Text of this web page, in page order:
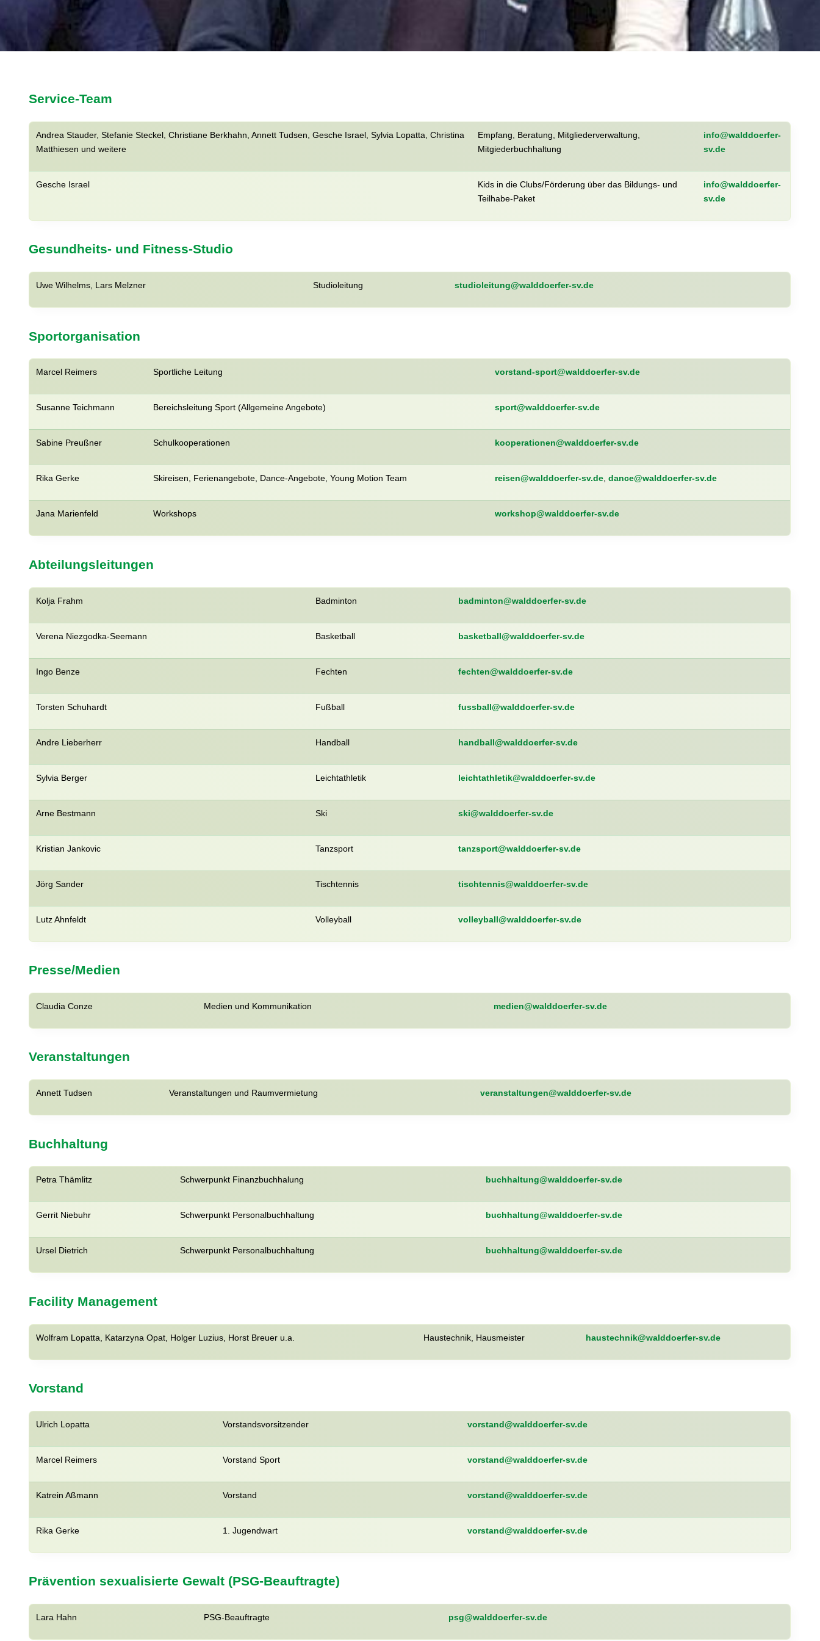
Service-Team
Andrea Stauder, Stefanie Steckel, Christiane Berkhahn, Annett Tudsen, Gesche Israel, Sylvia Lopatta, Christina
Matthiesen und weitere
Empfang, Beratung, Mitgliederverwaltung,
Mitgiederbuchhaltung
info@walddoerfer-
sv.de
Gesche Israel
Kids in die Clubs/Förderung über das Bildungs- und
Teilhabe-Paket
info@walddoerfer-
sv.de
Gesundheits- und Fitness-Studio
Uwe Wilhelms, Lars Melzner Studioleitung studioleitung@walddoerfer-sv.de
Sportorganisation
Marcel Reimers Sportliche Leitung vorstand-sport@walddoerfer-sv.de
Susanne Teichmann Bereichsleitung Sport (Allgemeine Angebote) sport@walddoerfer-sv.de
Sabine Preußner Schulkooperationen kooperationen@walddoerfer-sv.de
Rika Gerke Skireisen, Ferienangebote, Dance-Angebote, Young Motion Team reisen@walddoerfer-sv.de, dance@walddoerfer-sv.de
Jana Marienfeld Workshops workshop@walddoerfer-sv.de
Abteilungsleitungen
Kolja Frahm Badminton badminton@walddoerfer-sv.de
Verena Niezgodka-Seemann Basketball basketball@walddoerfer-sv.de
Ingo Benze Fechten fechten@walddoerfer-sv.de
Torsten Schuhardt Fußball fussball@walddoerfer-sv.de
Andre Lieberherr Handball handball@walddoerfer-sv.de
Sylvia Berger Leichtathletik leichtathletik@walddoerfer-sv.de
Arne Bestmann Ski ski@walddoerfer-sv.de
Kristian Jankovic Tanzsport tanzsport@walddoerfer-sv.de
Jörg Sander Tischtennis tischtennis@walddoerfer-sv.de
Lutz Ahnfeldt Volleyball volleyball@walddoerfer-sv.de
Presse/Medien
Claudia Conze Medien und Kommunikation medien@walddoerfer-sv.de
Veranstaltungen
Annett Tudsen Veranstaltungen und Raumvermietung veranstaltungen@walddoerfer-sv.de
Buchhaltung
Petra Thämlitz Schwerpunkt Finanzbuchhalung buchhaltung@walddoerfer-sv.de
Gerrit Niebuhr Schwerpunkt Personalbuchhaltung buchhaltung@walddoerfer-sv.de
Ursel Dietrich Schwerpunkt Personalbuchhaltung buchhaltung@walddoerfer-sv.de
Facility Management
Wolfram Lopatta, Katarzyna Opat, Holger Luzius, Horst Breuer u.a. Haustechnik, Hausmeister haustechnik@walddoerfer-sv.de
Vorstand
Ulrich Lopatta Vorstandsvorsitzender vorstand@walddoerfer-sv.de
Marcel Reimers Vorstand Sport vorstand@walddoerfer-sv.de
Katrein Aßmann Vorstand vorstand@walddoerfer-sv.de
Rika Gerke 1. Jugendwart vorstand@walddoerfer-sv.de
Prävention sexualisierte Gewalt (PSG-Beauftragte)
Lara Hahn PSG-Beauftragte psg@walddoerfer-sv.de